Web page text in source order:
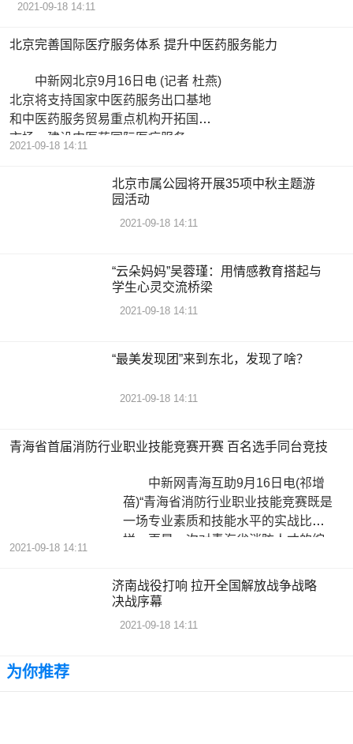
2021-09-18 14:11
北京完善国际医疗服务体系 提升中医药服务能力
中新网北京9月16日电 (记者 杜燕)
北京将支持国家中医药服务出口基地
和中医药服务贸易重点机构开拓国际
市场，建设中医药国际医疗服务
2021-09-18 14:11
北京市属公园将开展35项中秋主题游
园活动
2021-09-18 14:11
“云朵妈妈”吴蓉瑾：用情感教育搭起与
学生心灵交流桥梁
2021-09-18 14:11
“最美发现团”来到东北，发现了啥？
2021-09-18 14:11
青海省首届消防行业职业技能竞赛开赛 百名选手同台竞技
中新网青海互助9月16日电(祁增
蓓)“青海省消防行业职业技能竞赛既是
一场专业素质和技能水平的实战比
拼，更是一次对青海省消防人才的综
2021-09-18 14:11
济南战役打响 拉开全国解放战争战略
决战序幕
2021-09-18 14:11
为你推荐